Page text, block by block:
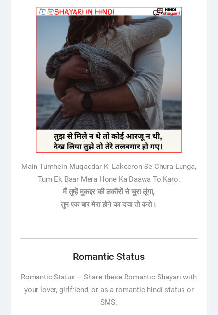
Main Tumhein Muqaddar Ki Lakeeron Se Chura Lunga,
Tum Ek Baar Mera Hone Ka Daawa To Karo.
मैं तुम्हें मुकद्दर की लकीरों से चुरा लूंगा,
तुम एक बार मेरा होने का दावा तो करो।
Romantic Status
Romantic Status –Share these Romantic Shayari with
your lover, girlfriend, or as a romantic hindi status or
SMS.